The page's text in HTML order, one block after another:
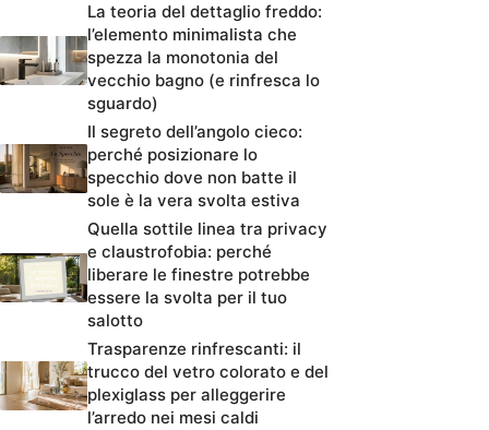
La teoria del dettaglio freddo:
l’elemento minimalista che
spezza la monotonia del
vecchio bagno (e rinfresca lo
sguardo)
Il segreto dell’angolo cieco:
perché posizionare lo
specchio dove non batte il
sole è la vera svolta estiva
Quella sottile linea tra privacy
e claustrofobia: perché
liberare le finestre potrebbe
essere la svolta per il tuo
salotto
Trasparenze rinfrescanti: il
trucco del vetro colorato e del
plexiglass per alleggerire
l’arredo nei mesi caldi